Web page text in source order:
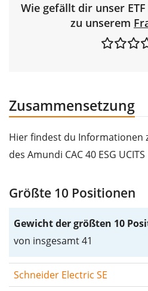
Wie gefällt dir unser
zu unserem
Zusammensetzung
Hier findest du Informationen
des Amundi CAC 40 ESG UCITS
Größte 10 Positionen
Gewicht der größten 10
von insgesamt 41
Schneider Electric SE